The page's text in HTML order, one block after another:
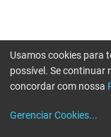
Usamos cookies para
possível. Se continuar
concordar com nossa
Gerenciar Cookies...
Erro ao enviar